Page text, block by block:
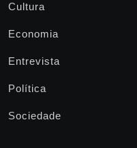
Cultura
Economia
Entrevista
Política
Sociedade